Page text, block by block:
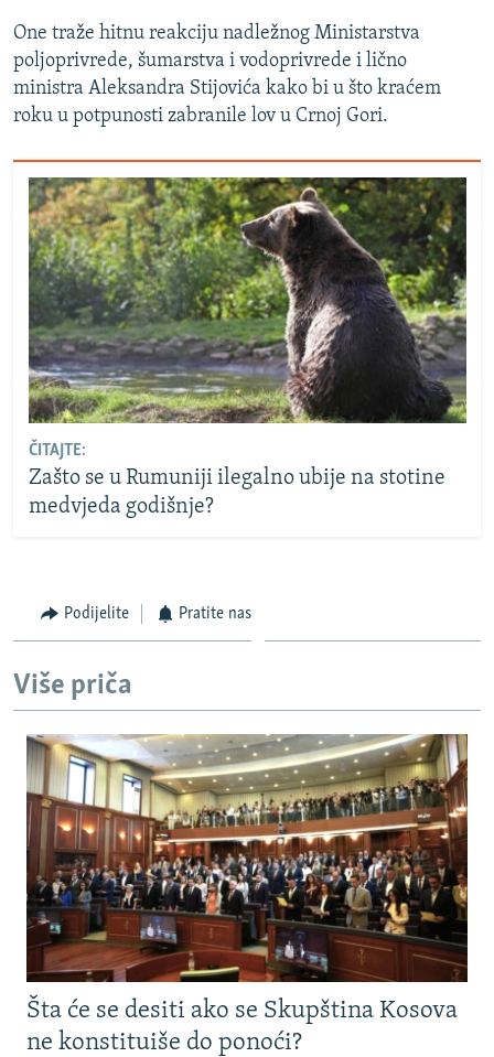
One traže hitnu reakciju nadležnog Ministarstva
poljoprivrede, šumarstva i vodoprivrede i lično
ministra Aleksandra Stijovića kako bi u što kraćem
roku u potpunosti zabranile lov u Crnoj Gori.
ČITAJTE:
Zašto se u Rumuniji ilegalno ubije na stotine
medvjeda godišnje?
Podijelite Pratite nas
Više priča
Šta će se desiti ako se Skupština Kosova
ne konstituiše do ponoći?